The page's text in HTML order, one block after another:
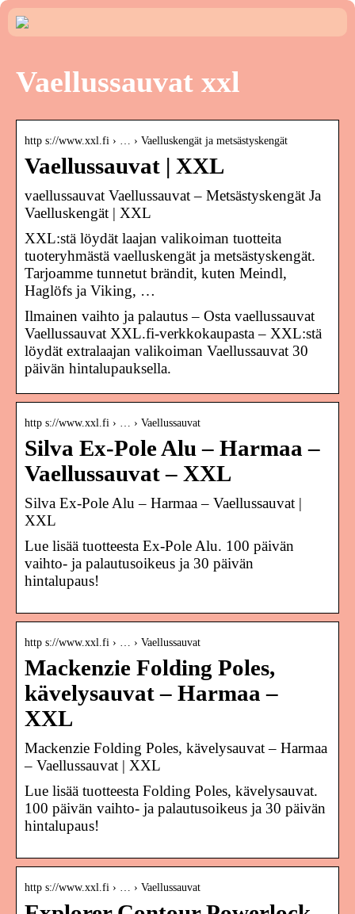
Vaellussauvat xxl
http s://www.xxl.fi › … › Vaelluskengät ja metsästyskengät
Vaellussauvat | XXL
vaellussauvat Vaellussauvat – Metsästyskengät Ja
Vaelluskengät | XXL
XXL:stä löydät laajan valikoiman tuotteita
tuoteryhmästä vaelluskengät ja metsästyskengät.
Tarjoamme tunnetut brändit, kuten Meindl,
Haglöfs ja Viking, …
Ilmainen vaihto ja palautus – Osta vaellussauvat
Vaellussauvat XXL.fi-verkkokaupasta – XXL:stä
löydät extralaajan valikoiman Vaellussauvat 30
päivän hintalupauksella.
http s://www.xxl.fi › … › Vaellussauvat
Silva Ex-Pole Alu – Harmaa –
Vaellussauvat – XXL
Silva Ex-Pole Alu – Harmaa – Vaellussauvat |
XXL
Lue lisää tuotteesta Ex-Pole Alu. 100 päivän
vaihto- ja palautusoikeus ja 30 päivän
hintalupaus!
http s://www.xxl.fi › … › Vaellussauvat
Mackenzie Folding Poles,
kävelysauvat – Harmaa –
XXL
Mackenzie Folding Poles, kävelysauvat – Harmaa
– Vaellussauvat | XXL
Lue lisää tuotteesta Folding Poles, kävelysauvat.
100 päivän vaihto- ja palautusoikeus ja 30 päivän
hintalupaus!
http s://www.xxl.fi › … › Vaellussauvat